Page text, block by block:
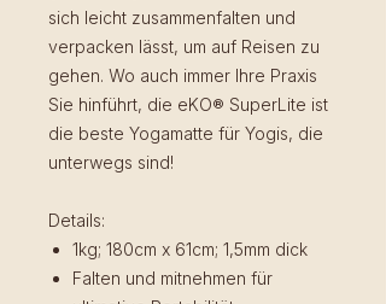
sich leicht zusammenfalten und
verpacken lässt, um auf Reisen zu
gehen. Wo auch immer Ihre Praxis
Sie hinführt, die eKO® SuperLite ist
die beste Yogamatte für Yogis, die
unterwegs sind!
Details:
1kg; 180cm x 61cm; 1,5mm dick
Falten und mitnehmen für